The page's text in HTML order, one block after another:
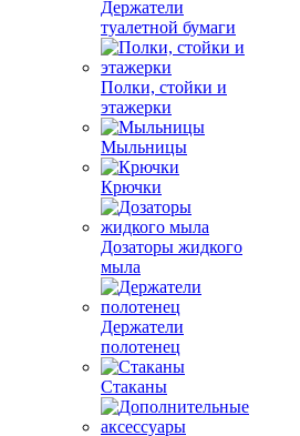
Держатели
туалетной бумаги
Полки, стойки и
этажерки
Мыльницы
Крючки
Дозаторы жидкого
мыла
Держатели
полотенец
Стаканы